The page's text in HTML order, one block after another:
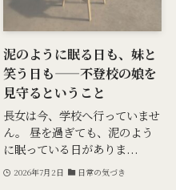
泥のように眠る日も、妹と
笑う日も——不登校の娘を
見守るということ
長女は今、学校へ行っていませ
ん。 昼を過ぎても、泥のよう
に眠っている日がありま...
2026年7月2日 日常の気づき